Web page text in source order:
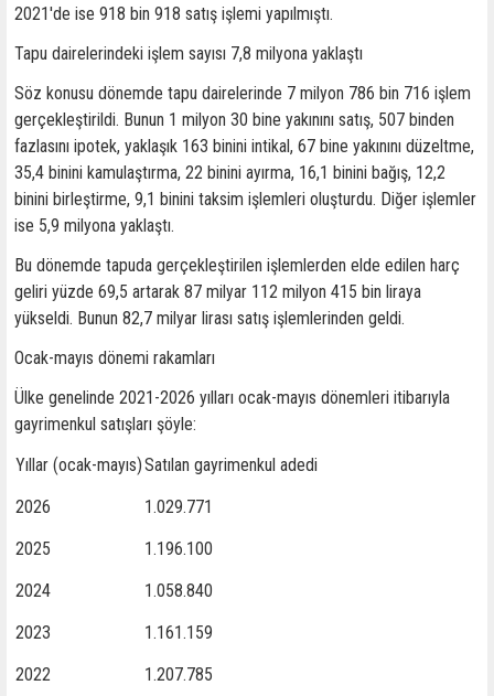
2021'de ise 918 bin 918 satış işlemi yapılmıştı.
Tapu dairelerindeki işlem sayısı 7,8 milyona yaklaştı
Söz konusu dönemde tapu dairelerinde 7 milyon 786 bin 716 işlem
gerçekleştirildi. Bunun 1 milyon 30 bine yakınını satış, 507 binden
fazlasını ipotek, yaklaşık 163 binini intikal, 67 bine yakınını düzeltme,
35,4 binini kamulaştırma, 22 binini ayırma, 16,1 binini bağış, 12,2
binini birleştirme, 9,1 binini taksim işlemleri oluşturdu. Diğer işlemler
ise 5,9 milyona yaklaştı.
Bu dönemde tapuda gerçekleştirilen işlemlerden elde edilen harç
geliri yüzde 69,5 artarak 87 milyar 112 milyon 415 bin liraya
yükseldi. Bunun 82,7 milyar lirası satış işlemlerinden geldi.
Ocak-mayıs dönemi rakamları
Ülke genelinde 2021-2026 yılları ocak-mayıs dönemleri itibarıyla
gayrimenkul satışları şöyle:
Yıllar (ocak-mayıs)Satılan gayrimenkul adedi
2026
1.029.771
2025
1.196.100
2024
1.058.840
2023
1.161.159
2022
1.207.785